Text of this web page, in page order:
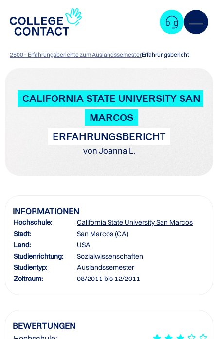
2500+ Erfahrungsberichte zum AuslandssemesterErfahrungsbericht
CALIFORNIA STATE UNIVERSITY SAN
MARCOS
ERFAHRUNGSBERICHT
von Joanna L.
INFORMATIONEN
Hochschule:
California State University San Marcos
Stadt:
San Marcos (CA)
Land:
USA
Studienrichtung:
Sozialwissenschaften
Studientyp:
Auslandssemester
Zeitraum:
08/2011 bis 12/2011
BEWERTUNGEN